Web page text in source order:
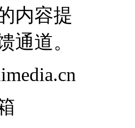
内容提
通道。